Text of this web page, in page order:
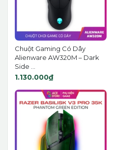
Chuột Gaming Có Dây
Alienware AW320M – Dark
Side ...
1.130.000₫